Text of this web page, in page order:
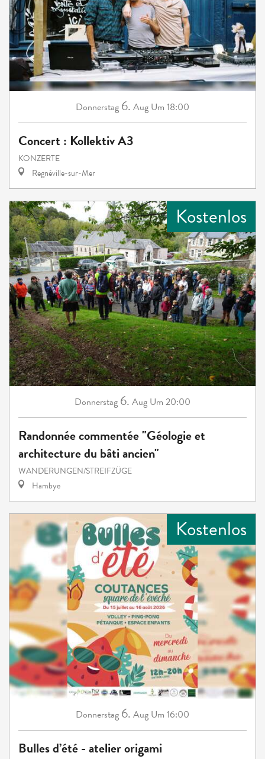
Donnerstag 6. Aug Um 18:00
Concert : Kollektiv A3
KONZERTE
Regnéville-sur-Mer
Kostenlos
Donnerstag 6. Aug Um 20:00
Randonnée commentée "Géologie et
architecture du bâti ancien"
WANDERUNGEN/STREIFZÜGE
Hambye
Kostenlos
Donnerstag 6. Aug Um 16:00
Bulles d’été - atelier origami